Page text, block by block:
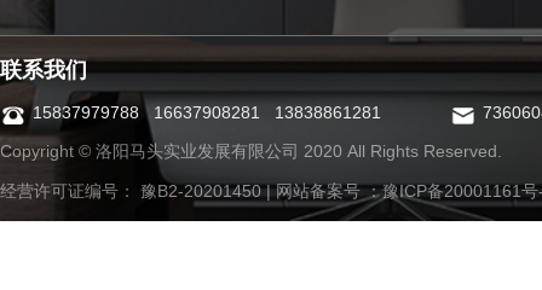
联系我们
15837979788 16637908281 13838861281
Copyright © 洛阳马头实业发展有限公司 2020 All Rights Reserved.
经营许可证编号： 豫B2-20201450 | 网站备案号 ：豫ICP备20001161号